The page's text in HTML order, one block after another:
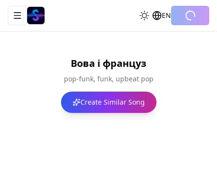
Toggle navigation menu EN
Вова і француз
pop-funk, funk, upbeat pop
Create Similar Song